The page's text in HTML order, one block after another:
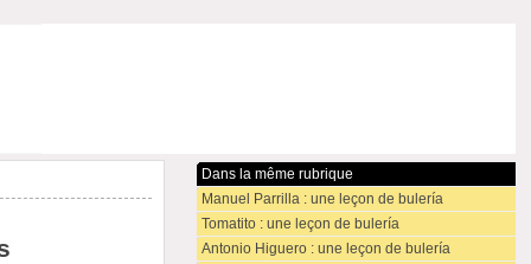
Dans la même rubrique
Manuel Parrilla : une leçon de bulería
Tomatito : une leçon de bulería
Antonio Higuero : une leçon de bulería